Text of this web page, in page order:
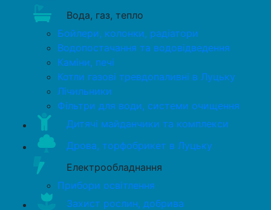
Вода, газ, тепло
Бойлери, колонки, радіатори
Водопостачання та водовідведення
Каміни, печі
Котли газові тревдопаливні в Луцьку
Лічильники
Фільтри для води, системи очищення
Дитячі майданчики та комплекси
Дрова, торфобрикет в Луцьку
Електрообладнання
Прибори освітлення
Захист рослин, добрива